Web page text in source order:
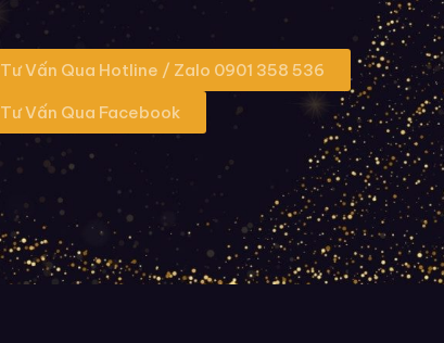
Tư Vấn Qua Hotline / Zalo 0901 358 536
Tư Vấn Qua Facebook